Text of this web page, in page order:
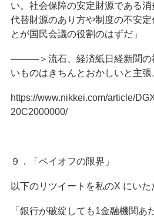
い。社会保障の安定財源である消
代替財源のあり方や制度の不安
とが国民会議の役割のはずだ」
―――＞流石、経済紙日経新聞の
いものはきちんとおかしいと主張
https://www.nikkei.com/article/
20C2000000/
９．「ペイオフの限界」
以下のリツイートを私のX にいた
「銀行が破綻しても1金融機関あ